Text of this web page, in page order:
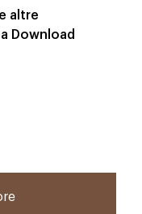
altre
Download